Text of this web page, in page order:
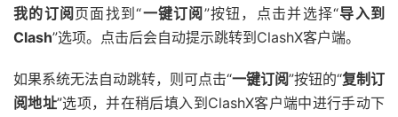
我的订阅 页面找到“一键订阅 ”按钮，点击并选择“导入到
Clash”选项。点击后会自动提示跳转到ClashX客户端。
如果系统无法自动跳转，则可点击“一键订阅”按钮的“复制订
阅地址”选项，并在稍后填入到ClashX客户端中进行手动下